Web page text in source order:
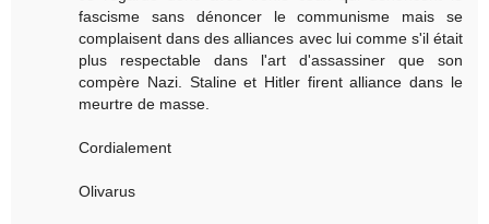
fascisme sans dénoncer le communisme mais se
complaisent dans des alliances avec lui comme s'il était
plus respectable dans l'art d'assassiner que son
compère Nazi. Staline et Hitler firent alliance dans le
meurtre de masse.
Cordialement
Olivarus